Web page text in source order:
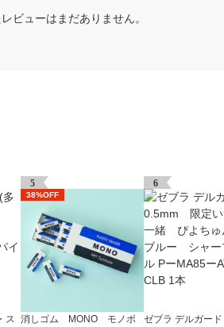
ビューはまだありません。
ス
5
38%OFF
消しゴム MONO モノボ
6
ゼブラ デルガー